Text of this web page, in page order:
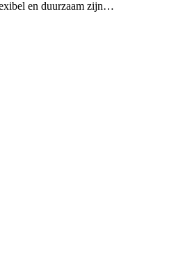
en duurzaam zijn…